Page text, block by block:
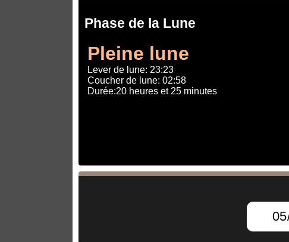
Phase de la Lune
Pleine lune
Lever de lune: 23:23
Coucher de lune: 02:58
Durée:20 heures et 25 minutes